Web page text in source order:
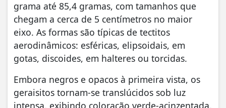
grama até 85,4 gramas, com tamanhos que
chegam a cerca de 5 centímetros no maior
eixo. As formas são típicas de tectitos
aerodinâmicos: esféricas, elipsoidais, em
gotas, discoides, em halteres ou torcidas.
Embora negros e opacos à primeira vista, os
geraisitos tornam-se translúcidos sob luz
intensa, exibindo coloração verde-acinzentada,